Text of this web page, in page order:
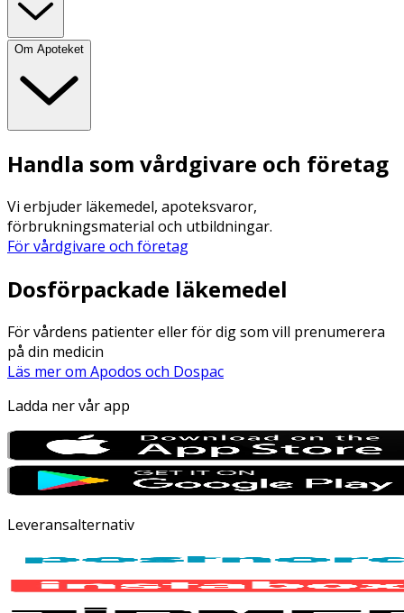
Om Apoteket
Handla som vårdgivare och företag
Vi erbjuder läkemedel, apoteksvaror,
förbrukningsmaterial och utbildningar.
För vårdgivare och företag
Dosförpackade läkemedel
För vårdens patienter eller för dig som vill prenumerera
på din medicin
Läs mer om Apodos och Dospac
Ladda ner vår app
Leveransalternativ